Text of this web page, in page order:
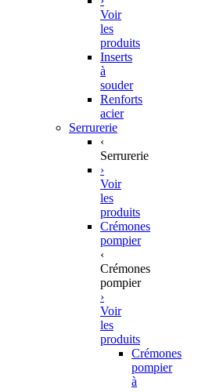
Voir
les
produits
Inserts
à
souder
Renforts
acier
Serrurerie
‹
Serrurerie
›
Voir
les
produits
Crémones
pompier
‹
Crémones
pompier
›
Voir
les
produits
Crémones
pompier
à